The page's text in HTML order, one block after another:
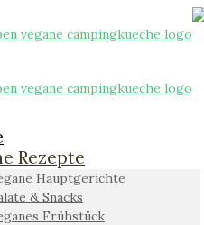
Rezepte
Hauptgerichte
& Snacks
Frühstück